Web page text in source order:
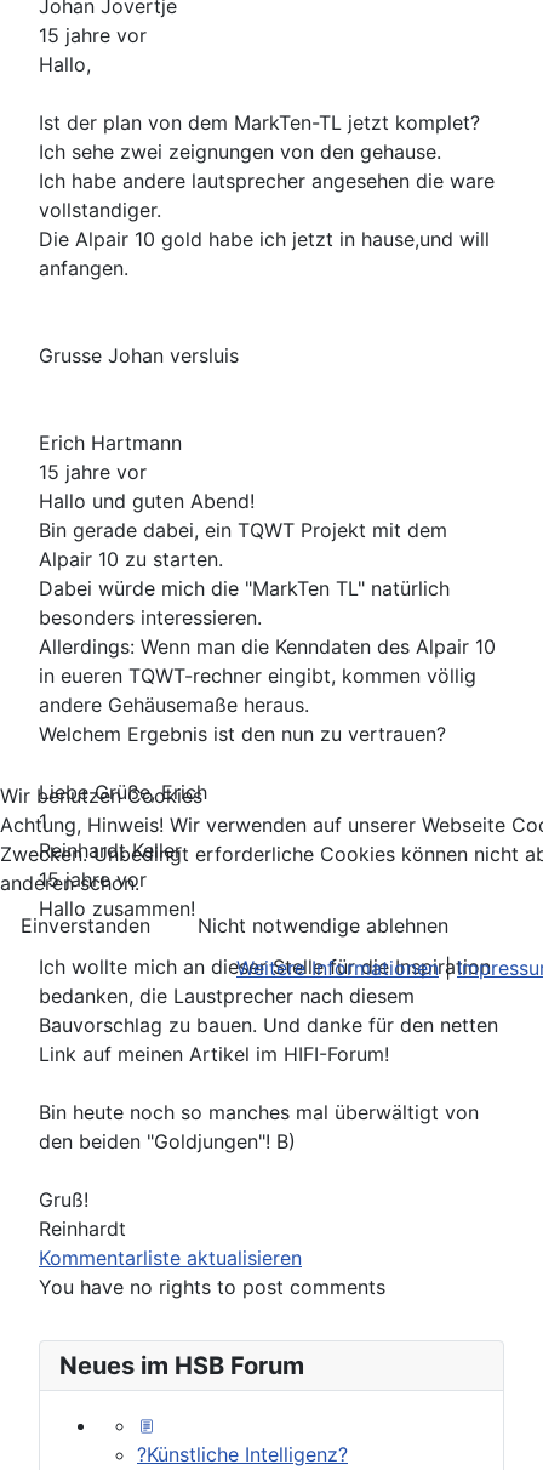
Neues im HSB Forum
?Künstliche Intelligenz?
Johan Jovertje
15 jahre vor
Hallo,
Ist der plan von dem MarkTen-TL jetzt komplet?
Ich sehe zwei zeignungen von den gehause.
Ich habe andere lautsprecher angesehen die ware
vollstandiger.
Die Alpair 10 gold habe ich jetzt in hause,und will
anfangen.
Grusse Johan versluis
Erich Hartmann
15 jahre vor
Hallo und guten Abend!
Bin gerade dabei, ein TQWT Projekt mit dem
Alpair 10 zu starten.
Dabei würde mich die "MarkTen TL" natürlich
besonders interessieren.
Allerdings: Wenn man die Kenndaten des Alpair 10
in eueren TQWT-rechner eingibt, kommen völlig
andere Gehäusemaße heraus.
Welchem Ergebnis ist den nun zu vertrauen?
Liebe Grüße, Erich
1
Reinhardt Keller
15 jahre vor
Hallo zusammen!
Ich wollte mich an dieser Stelle für die Inspiration
bedanken, die Laustprecher nach diesem
Bauvorschlag zu bauen. Und danke für den netten
Link auf meinen Artikel im HIFI-Forum!
Bin heute noch so manches mal überwältigt von
den beiden "Goldjungen"! B)
Gruß!
Reinhardt
Kommentarliste aktualisieren
You have no rights to post comments
Wir benutzen Cookies
Achtung, Hinweis! Wir verwenden auf unserer Webseite
Zwecken. Unbedingt erforderliche Cookies können nicht
anderen schon.
Einverstanden
Nicht notwendige ablehnen
Weitere Informationen|